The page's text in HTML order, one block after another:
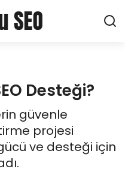
Desteği?
güvenle
projesi
ve desteği için